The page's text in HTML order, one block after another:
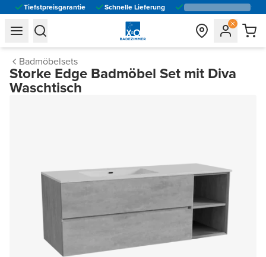
Tiefstpreisgarantie Schnelle Lieferung
general.navigation.toggle_menu.label
general.navigation.toggle_menu.label
Badmöbelsets
Storke Edge Badmöbel Set mit Diva
Waschtisch